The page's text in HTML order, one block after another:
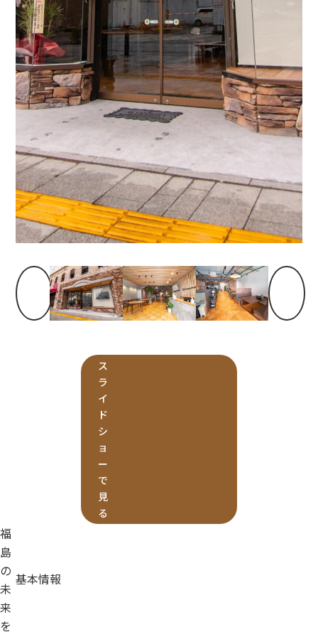
ス
ラ
イ
ド
シ
ョ
ー
で
見
る
福
島
の
未
来
を
基本情報